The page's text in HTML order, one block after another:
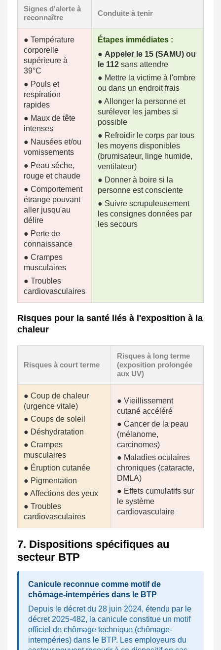
Signes d'alerte à
reconnaître
Conduite à tenir
● Température
corporelle
supérieure à
39°C
● Pouls et
respiration
rapides
● Maux de tête
intenses
● Nausées et/ou
vomissements
● Peau sèche,
rouge et chaude
● Comportement
étrange pouvant
aller jusqu'au
délire
● Perte de
connaissance
● Crampes
musculaires
● Troubles
cardiovasculaires
Étapes immédiates :
● Appeler le 15 (SAMU) ou
le 112 sans attendre
● Mettre la victime à l'ombre
ou dans un endroit frais
● Allonger la personne et
surélever les jambes si
possible
● Refroidir le corps par tous
les moyens disponibles
(brumisateur, linge humide,
ventilateur)
● Donner à boire si la
personne est consciente
● Suivre scrupuleusement
les consignes données par
les secours
Risques pour la santé liés à l'exposition à la
chaleur
Risques à court terme
Risques à long terme
(exposition prolongée
aux UV)
● Coup de chaleur
(urgence vitale)
● Coups de soleil
● Déshydratation
● Crampes
musculaires
● Éruption cutanée
● Pigmentation
● Affections des yeux
● Troubles
cardiovasculaires
● Vieillissement
cutané accéléré
● Cancer de la peau
(mélanome,
carcinomes)
● Maladies oculaires
chroniques (cataracte,
DMLA)
● Effets cumulatifs sur
le système
cardiovasculaire
7. Dispositions spécifiques au
secteur BTP
Canicule reconnue comme motif de
chômage-intempéries dans le BTP
Depuis le décret du 28 juin 2024, étendu par le
décret 2025-482, la canicule constitue un motif
officiel de chômage technique (chômage-
intempéries) dans le BTP. Les employeurs du